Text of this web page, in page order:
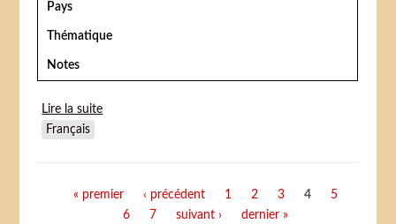
Pays
Thématique
Notes
Lire la suite
Français
Pages« premier ‹ précédent 1 2 3 4
5
6
7 suivant › dernier »